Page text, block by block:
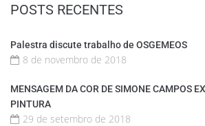
POSTS RECENTES
Palestra discute trabalho de OSGEMEOS
8 de novembro de 2018
MENSAGEM DA COR DE SIMONE CAMPOS
PINTURA
29 de setembro de 2018